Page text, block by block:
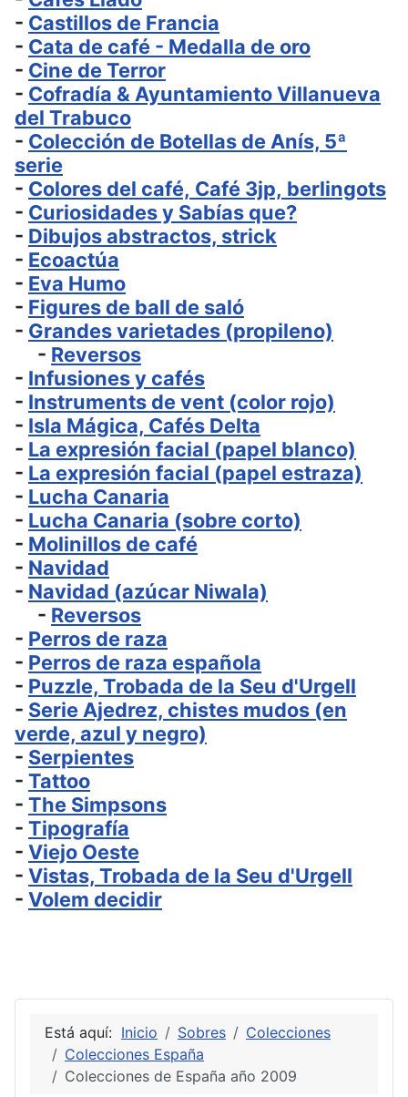
- Castillos de Francia
- Cata de café - Medalla de oro
- Cine de Terror
- Cofradía & Ayuntamiento Villanueva
del Trabuco
- Colección de Botellas de Anís, 5ª
serie
- Colores del café, Café 3jp, berlingots
- Curiosidades y Sabías que?
- Dibujos abstractos, strick
- Ecoactúa
- Eva Humo
- Figures de ball de saló
- Grandes varietades (propileno)
- Reversos
- Infusiones y cafés
- Instruments de vent (color rojo)
- Isla Mágica, Cafés Delta
- La expresión facial (papel blanco)
- La expresión facial (papel estraza)
- Lucha Canaria
- Lucha Canaria (sobre corto)
- Molinillos de café
- Navidad
- Navidad (azúcar Niwala)
- Reversos
- Perros de raza
- Perros de raza española
- Puzzle, Trobada de la Seu d'Urgell
- Serie Ajedrez, chistes mudos (en
verde, azul y negro)
- Serpientes
- Tattoo
- The Simpsons
- Tipografía
- Viejo Oeste
- Vistas, Trobada de la Seu d'Urgell
- Volem decidir
Está aquí: Inicio Sobres
Colecciones
Colecciones España
Colecciones de España año 2009